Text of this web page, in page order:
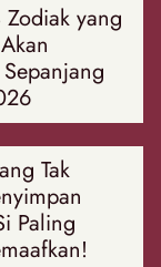
yang
Tak
Paling